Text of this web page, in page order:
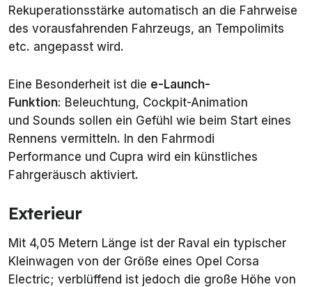
Rekuperationsstärke automatisch an die Fahrweise
des vorausfahrenden Fahrzeugs, an Tempolimits
etc. angepasst wird.
Eine Besonderheit ist die e-Launch-
Funktion: Beleuchtung, Cockpit-Animation
und Sounds sollen ein Gefühl wie beim Start eines
Rennens vermitteln. In den Fahrmodi
Performance und Cupra wird ein künstliches
Fahrgeräusch aktiviert.
Exterieur
Mit 4,05 Metern Länge ist der Raval ein typischer
Kleinwagen von der Größe eines Opel Corsa
Electric; verblüffend ist jedoch die große Höhe von